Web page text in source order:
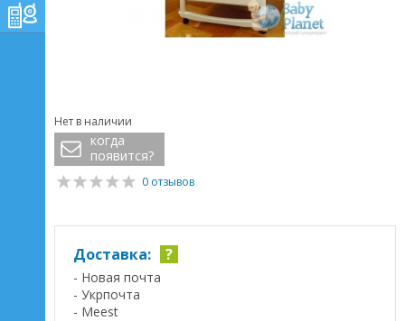
Нет в наличии
когда
появится?
0 отзывов
Доставка: ?
- Новая почта
- Укрпочта
- Meest